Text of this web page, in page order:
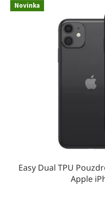
Novinka
Easy Dual TPU
Apple